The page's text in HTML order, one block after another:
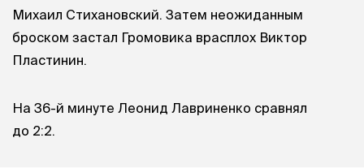
Михаил Стихановский. Затем неожиданным
броском застал Громовика врасплох Виктор
Пластинин.
На 36-й минуте Леонид Лавриненко сравнял
до 2:2.